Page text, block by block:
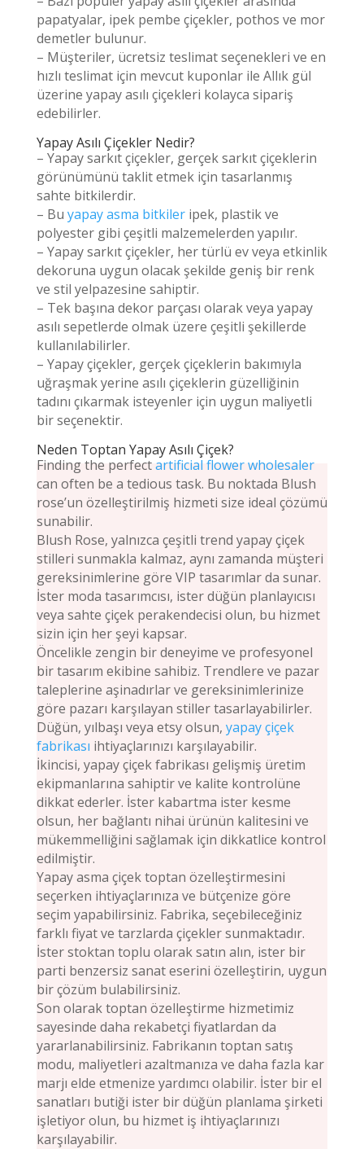
papatyalar, ipek pembe çiçekler, pothos ve mor
demetler bulunur.
– Müşteriler, ücretsiz teslimat seçenekleri ve en
hızlı teslimat için mevcut kuponlar ile Allık gül
üzerine yapay asılı çiçekleri kolayca sipariş
edebilirler.
Yapay Asılı Çiçekler Nedir?
– Yapay sarkıt çiçekler, gerçek sarkıt çiçeklerin
görünümünü taklit etmek için tasarlanmış
sahte bitkilerdir.
– Bu yapay asma bitkileripek, plastik ve
polyester gibi çeşitli malzemelerden yapılır.
– Yapay sarkıt çiçekler, her türlü ev veya etkinlik
dekoruna uygun olacak şekilde geniş bir renk
ve stil yelpazesine sahiptir.
– Tek başına dekor parçası olarak veya yapay
asılı sepetlerde olmak üzere çeşitli şekillerde
kullanılabilirler.
– Yapay çiçekler, gerçek çiçeklerin bakımıyla
uğraşmak yerine asılı çiçeklerin güzelliğinin
tadını çıkarmak isteyenler için uygun maliyetli
bir seçenektir.
Neden Toptan Yapay Asılı Çiçek?
Finding the perfectartificial flower wholesaler
can often be a tedious task. Bu noktada Blush
rose’un özelleştirilmiş hizmeti size ideal çözümü
sunabilir.
Blush Rose, yalnızca çeşitli trend yapay çiçek
stilleri sunmakla kalmaz, aynı zamanda müşteri
gereksinimlerine göre VIP tasarımlar da sunar.
İster moda tasarımcısı, ister düğün planlayıcısı
veya sahte çiçek perakendecisi olun, bu hizmet
sizin için her şeyi kapsar.
Öncelikle zengin bir deneyime ve profesyonel
bir tasarım ekibine sahibiz. Trendlere ve pazar
taleplerine aşinadırlar ve gereksinimlerinize
göre pazarı karşılayan stiller tasarlayabilirler.
Düğün, yılbaşı veya etsy olsun, yapay çiçek
fabrikası ihtiyaçlarınızı karşılayabilir.
İkincisi, yapay çiçek fabrikası gelişmiş üretim
ekipmanlarına sahiptir ve kalite kontrolüne
dikkat ederler. İster kabartma ister kesme
olsun, her bağlantı nihai ürünün kalitesini ve
mükemmelliğini sağlamak için dikkatlice kontrol
edilmiştir.
Yapay asma çiçek toptan özelleştirmesini
seçerken ihtiyaçlarınıza ve bütçenize göre
seçim yapabilirsiniz. Fabrika, seçebileceğiniz
farklı fiyat ve tarzlarda çiçekler sunmaktadır.
İster stoktan toplu olarak satın alın, ister bir
parti benzersiz sanat eserini özelleştirin, uygun
bir çözüm bulabilirsiniz.
Son olarak toptan özelleştirme hizmetimiz
sayesinde daha rekabetçi fiyatlardan da
yararlanabilirsiniz. Fabrikanın toptan satış
modu, maliyetleri azaltmanıza ve daha fazla kar
marjı elde etmenize yardımcı olabilir. İster bir el
sanatları butiği ister bir düğün planlama şirketi
işletiyor olun, bu hizmet iş ihtiyaçlarınızı
karşılayabilir.